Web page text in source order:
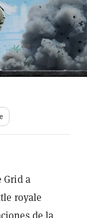
Grid a
royale
de la